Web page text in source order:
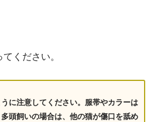
ください。
に注意してください。服帯やカラーは
頭飼いの場合は、他の猫が傷口を舐め